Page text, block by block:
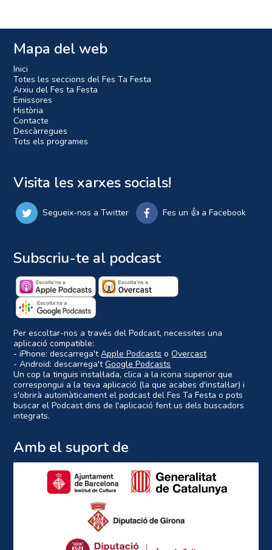
Mapa del web
Inici
Totes les seccions del Fes Ta Festa
Arxiu del Fes ta Festa
Emissores
Història
Contacte
Descàrregues
Tots els programes
Visita les xarxes socials!
Segueix-nos a Twitter Fes un 👍 a Facebook
Subscriu-te al podcast
Per escoltar-nos a través del Podcast, necessites una
aplicació compatible:
- iPhone: descarrega'tApple Podcasts oOvercast
- Android: descarrega'tGoogle Podcasts
Un cop la tinguis instal·lada, clica a la icona superior que
correspongui a la teva aplicació (la que acabes d'instal·lar) i
s'obrirà automàticament el podcast del Fes Ta Festa o pots
buscar el Podcast dins de l'aplicació fent us dels buscadors
integrats.
Amb el suport de